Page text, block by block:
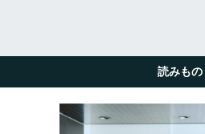
読みもの